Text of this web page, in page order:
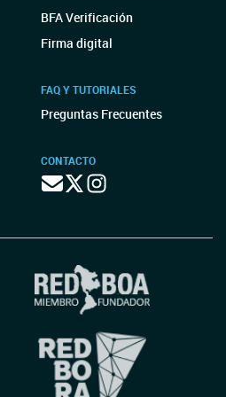
BFA Verificación
Firma digital
FAQ Y TUTORIALES
Preguntas Frecuentes
CONTACTO